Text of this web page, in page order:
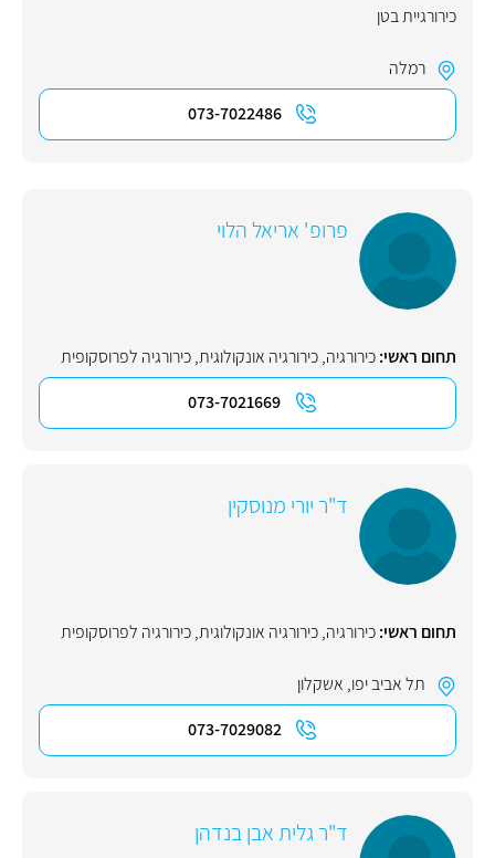
כירורגיית בטן
רמלה
073-7022486
פרופ' אריאל הלוי
תחום ראשי:כירורגיה,כירורגיה אונקולוגית,כירורגיה לפרוסקופית
073-7021669
ד"ר יורי מנוסקין
תחום ראשי:כירורגיה,כירורגיה אונקולוגית,כירורגיה לפרוסקופית
תל אביב יפו, אשקלון
073-7029082
ד"ר גלית אבן בנדהן